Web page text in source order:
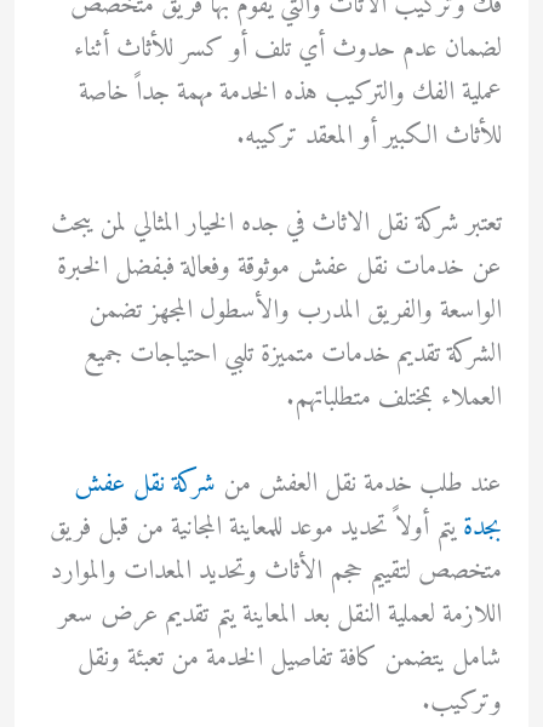
لضمان عدم حدوث أي تلف أو كسر للأثاث أثناء
عملية الفك والتركيب هذه الخدمة مهمة جداً خاصة
للأثاث الكبير أو المعقد تركيبه.
تعتبر شركة نقل الاثاث في جده الخيار المثالي لمن يبحث
عن خدمات نقل عفش موثوقة وفعالة فبفضل الخبرة
الواسعة والفريق المدرب والأسطول المجهز تضمن
الشركة تقديم خدمات متميزة تلبي احتياجات جميع
العملاء بمختلف متطلباتهم.
عند طلب خدمة نقل العفش من شركة نقل عفش
بجدةيتم أولاً تحديد موعد للمعاينة المجانية من قبل فريق
متخصص لتقييم حجم الأثاث وتحديد المعدات والموارد
اللازمة لعملية النقل بعد المعاينة يتم تقديم عرض سعر
شامل يتضمن كافة تفاصيل الخدمة من تعبئة ونقل
وتركيب.